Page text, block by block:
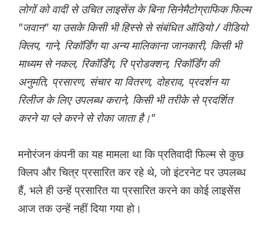
लोगों को वादी से उचित लाइसेंस के बिना सिनेमैटोग्राफिक फिल्म
"जवान" या उसके किसी भी हिस्से से संबंधित ऑडियो / वीडियो
क्लिप, गाने, रिकॉर्डिंग या अन्य मालिकाना जानकारी, किसी भी
माध्यम से नकल, रिकॉर्डिंग, रि प्रोडक्शन, रिकॉर्डिंग की
अनुमति, प्रसारण, संचार या वितरण, दोहराव, प्रदर्शन या
रिलीज के लिए उपलब्ध कराने, किसी भी तरीके से प्रदर्शित
करने या प्ले करने से रोका जाता है।"
मनोरंजन कंपनी का यह मामला था कि प्रतिवादी फिल्म से कुछ
क्लिप और चित्र प्रसारित कर रहे थे, जो इंटरनेट पर उपलब्ध
हैं, भले ही उन्हें प्रसारित या प्रसारित करने का कोई लाइसेंस
आज तक उन्हें नहीं दिया गया हो।